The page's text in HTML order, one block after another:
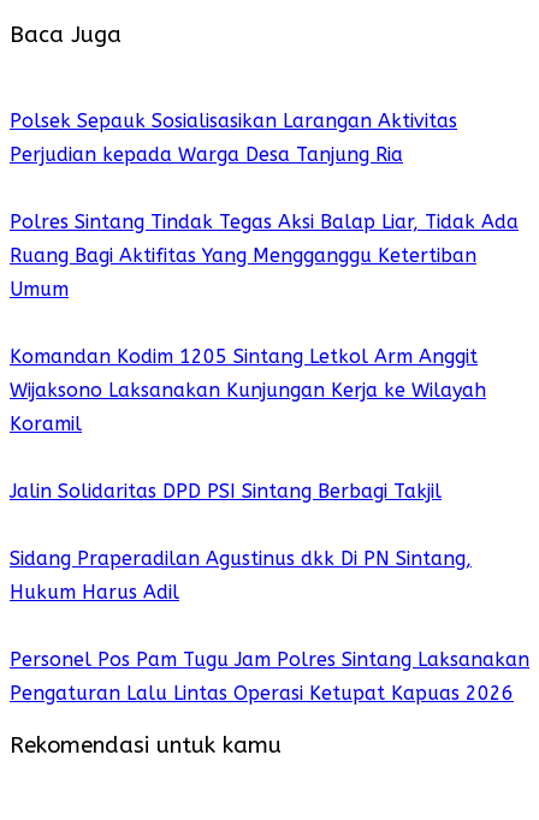
Baca Juga
Polsek Sepauk Sosialisasikan Larangan Aktivitas
Perjudian kepada Warga Desa Tanjung Ria
Polres Sintang Tindak Tegas Aksi Balap Liar, Tidak Ada
Ruang Bagi Aktifitas Yang Mengganggu Ketertiban
Umum
Komandan Kodim 1205 Sintang Letkol Arm Anggit
Wijaksono Laksanakan Kunjungan Kerja ke Wilayah
Koramil
Jalin Solidaritas DPD PSI Sintang Berbagi Takjil
Sidang Praperadilan Agustinus dkk Di PN Sintang,
Hukum Harus Adil
Personel Pos Pam Tugu Jam Polres Sintang Laksanakan
Pengaturan Lalu Lintas Operasi Ketupat Kapuas 2026
Rekomendasi untuk kamu